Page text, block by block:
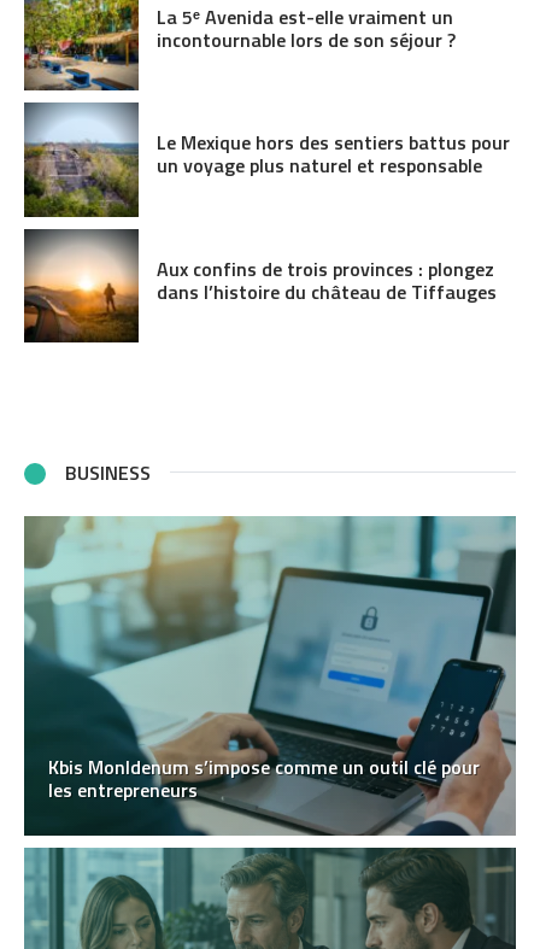
La 5ᵉ Avenida est-elle vraiment un
incontournable lors de son séjour ?
Le Mexique hors des sentiers battus pour
un voyage plus naturel et responsable
Aux confins de trois provinces : plongez
dans l’histoire du château de Tiffauges
BUSINESS
Kbis MonIdenum s’impose comme un outil clé pour
les entrepreneurs